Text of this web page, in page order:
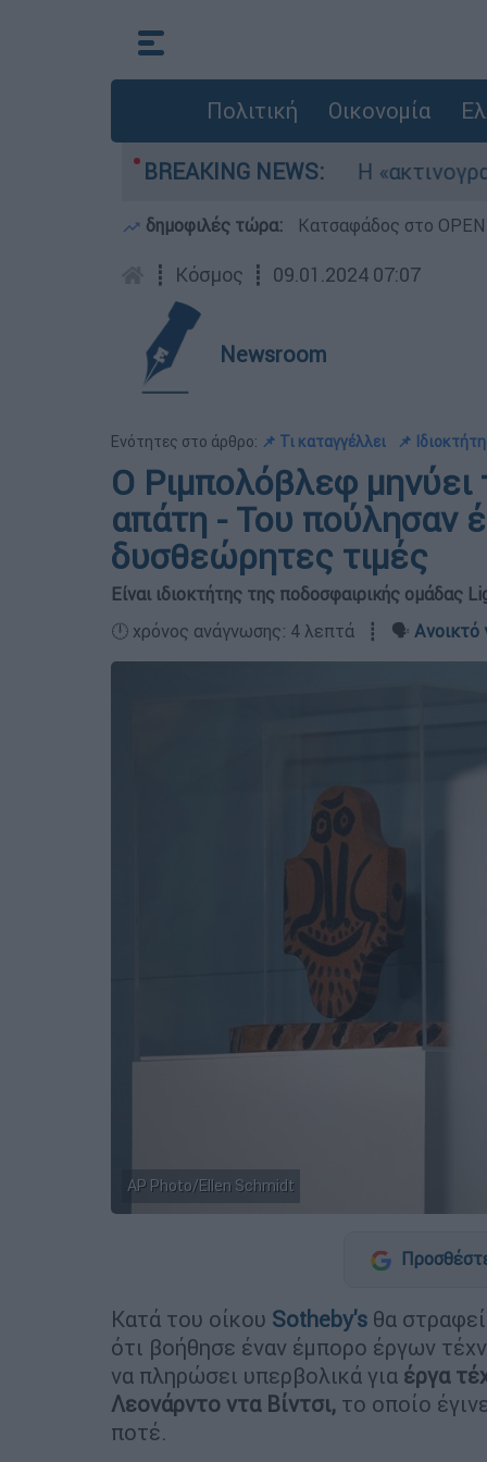
Πολιτική Οικονομία
BREAKING NEWS:
αεροσκάφη Η «ακτινογραφία» της
δημοφιλές τώρα: Κατσαφάδος στο
┋ Κόσμος ┋ 09.01.2024 07:07
Newsroom
Ενότητες στο άρθρο: 📌 Τι καταγγέλλει 📌
Ο Ριμπολόβλεφ μηνύει
απάτη - Του πούλησαν
δυσθεώρητες τιμές
Είναι ιδιοκτήτης της ποδοσφαιρικής ομάδας
🕛 χρόνος ανάγνωσης: 4 λεπτά ┋ 🗣️ Ανοικτό
AP Photo/Ellen Schmidt
Κατά του οίκου Sotheby's θα στραφεί
ότι βοήθησε έναν έμπορο έργων
να πληρώσει υπερβολικά για έργα
Λεονάρντο ντα Βίντσι, το οποίο
ποτέ.